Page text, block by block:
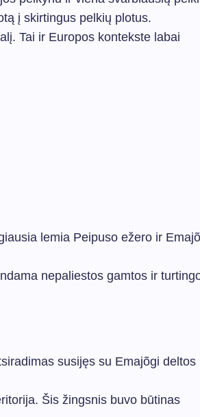
į skirtingus pelkių plotus.
Tai ir Europos kontekste labai
lemia Peipuso ežero ir
nepaliestos gamtos ir
susijęs su Emajõgi deltos
Šis žingsnis buvo būtinas